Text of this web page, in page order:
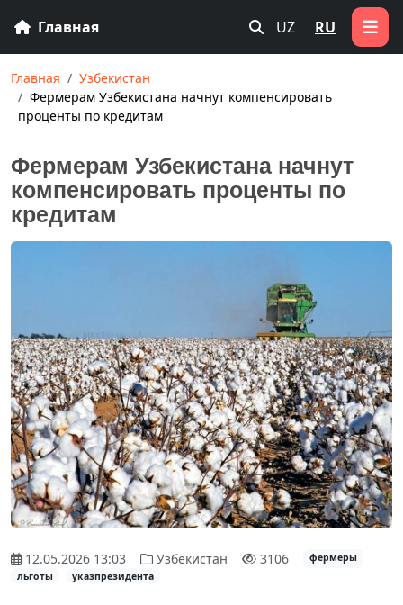
Главная UZ RU
Главная
Узбекистан
Фермерам Узбекистана начнут компенсировать
проценты по кредитам
Фермерам Узбекистана начнут
компенсировать проценты по
кредитам
12.05.2026 13:03 Узбекистан 3106
фермеры
льготы
указпрезидента